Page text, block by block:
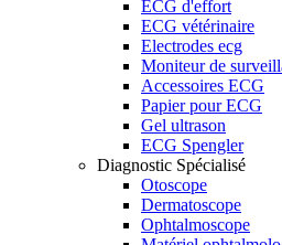
ECG d'effort
ECG vétérinaire
Electrodes ecg
Moniteur de
Accessoires ECG
Papier pour ECG
Gel ultrason
ECG Spengler
Diagnostic Spécialisé
Otoscope
Dermatoscope
Ophtalmoscope